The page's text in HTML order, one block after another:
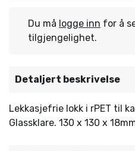
Du må logge inn for å
tilgjengelighet.
Detaljert beskrivelse
Lekkasjefrie lokk i rPET til
Glassklare. 130 x 130 x